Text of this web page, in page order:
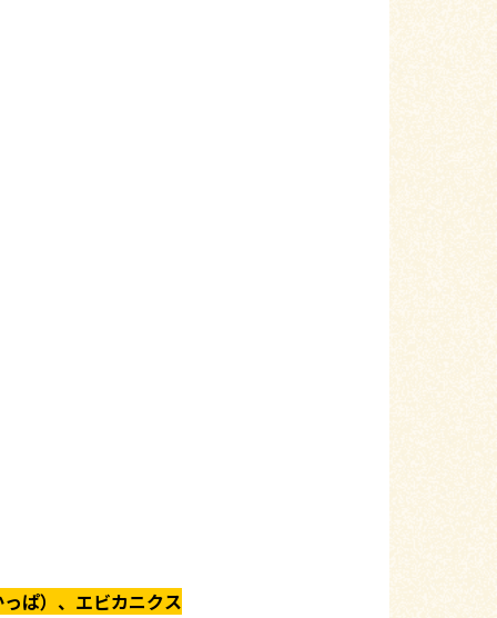
ぱ）、エビカニクス